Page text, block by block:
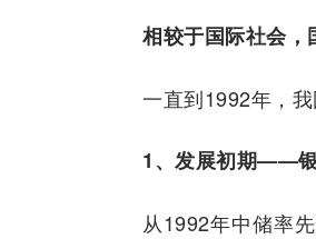
相较于国际社会，
一直到1992年，
1、发展初期——
从1992年中储率